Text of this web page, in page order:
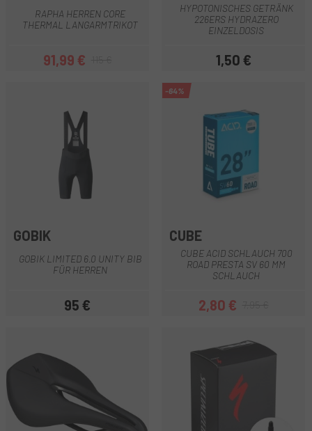
RAPHA HERREN CORE
THERMAL LANGARMTRIKOT
Preis
91,99 €Regulärer Preis
HYPOTONISCHES GETRÄNK
226ERS HYDRAZERO
EINZELDOSIS
Preis
1,50 €
GOBIK
GOBIK LIMITED 6.0 UNITY BIB
FÜR HERREN
Preis
95 €
-64%
CUBE
CUBE ACID SCHLAUCH 700
ROAD PRESTA SV 60 MM
SCHLAUCH
Preis
2,80 €Regulärer Preis